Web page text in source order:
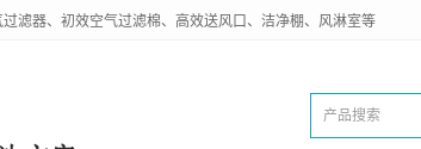
滤器、初效空气过滤棉、高效送风口、洁净棚、风淋室等